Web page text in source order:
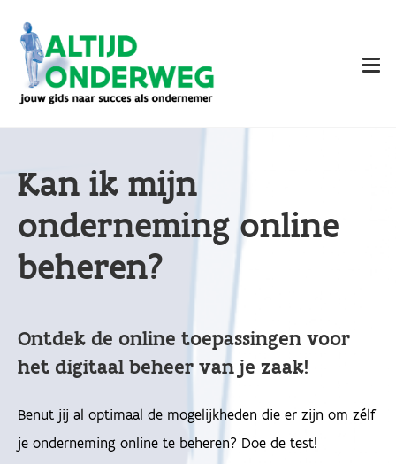
naar
inhoud
Kan ik mijn
onderneming online
beheren?
Ontdek de online toepassingen voor
het digitaal beheer van je zaak!
Benut jij al optimaal de mogelijkheden die er zijn om zélf
je onderneming online te beheren? Doe de test!